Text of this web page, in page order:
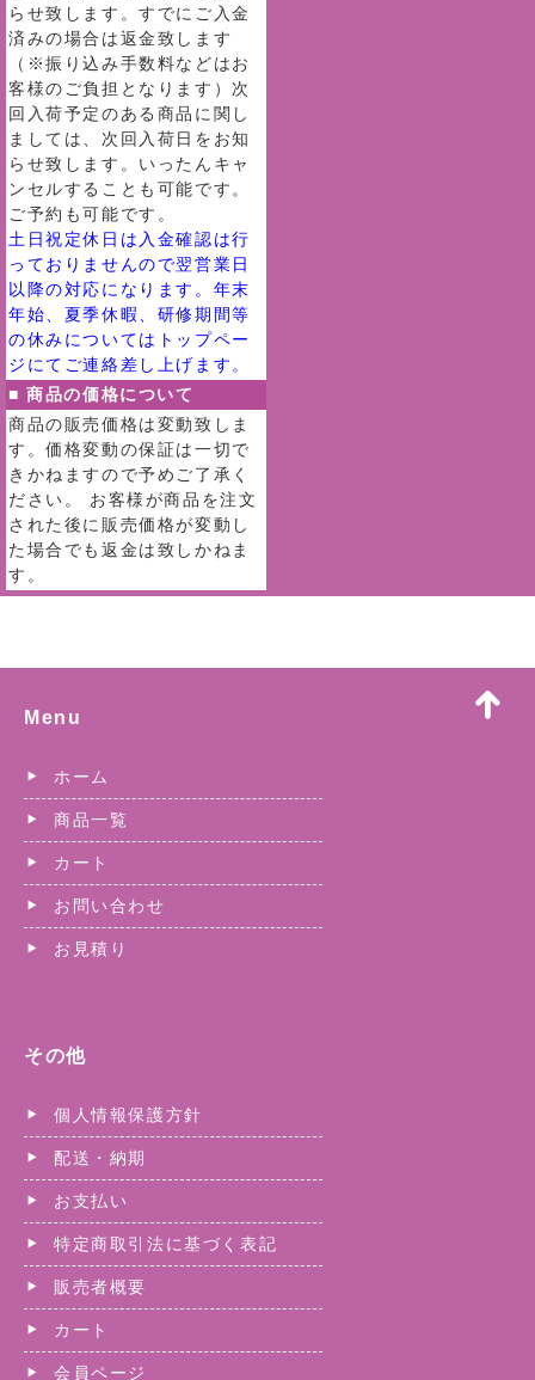
らせ致します。すでにご入金
済みの場合は返金致します
（※振り込み手数料などはお
客様のご負担となります）次
回入荷予定のある商品に関し
ましては、次回入荷日をお知
らせ致します。いったんキャ
ンセルすることも可能です。
ご予約も可能です。
土日祝定休日は入金確認は行
っておりませんので翌営業日
以降の対応になります。年末
年始、夏季休暇、研修期間等
の休みについてはトップペー
ジにてご連絡差し上げます。
■ 商品の価格について
商品の販売価格は変動致しま
す。価格変動の保証は一切で
きかねますので予めご了承く
ださい。 お客様が商品を注文
された後に販売価格が変動し
た場合でも返金は致しかねま
す。
Menu
ホーム
商品一覧
カート
お問い合わせ
お見積り
その他
個人情報保護方針
配送・納期
お支払い
特定商取引法に基づく表記
販売者概要
カート
会員ページ